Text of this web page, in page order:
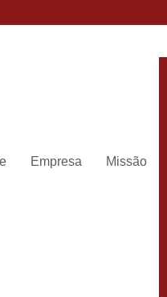
Empresa Missão